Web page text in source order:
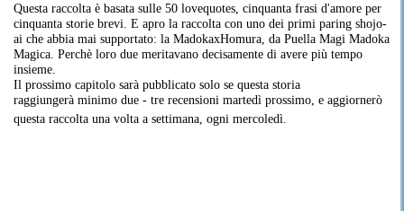
Questa raccolta è basata sulle 50 lovequotes, cinquanta frasi d'amore per
cinquanta storie brevi. E apro la raccolta con uno dei primi paring shojo-
ai che abbia mai supportato: la MadokaxHomura, da Puella Magi Madoka
Magica. Perchè loro due meritavano decisamente di avere più tempo
insieme.
Il prossimo capitolo sarà pubblicato solo se questa storia
raggiungerà minimo due - tre recensioni martedì prossimo, e aggiornerò
questa raccolta una volta a settimana, ogni mercoledì.